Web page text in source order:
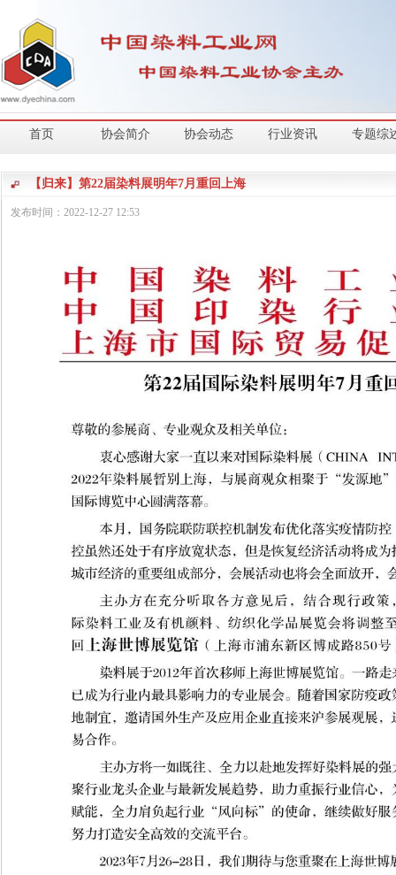
首页 协会简介 协会动态 行业资讯 专题综
【归来】第22届染料展明年7月重回上海
发布时间： 2022-12-27 12:53